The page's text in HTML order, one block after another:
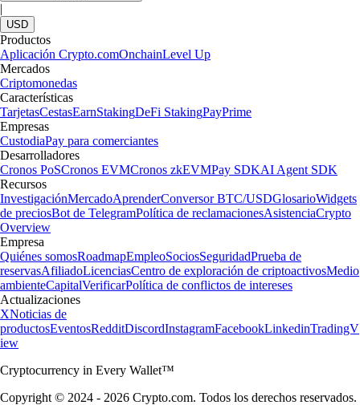
|
USD
Productos
Aplicación Crypto.comOnchainLevel Up
Mercados
Criptomonedas
Características
TarjetasCestasEarnStakingDeFi StakingPayPrime
Empresas
CustodiaPay para comerciantes
Desarrolladores
Cronos PoSCronos EVMCronos zkEVMPay SDKAI Agent SDK
Recursos
InvestigaciónMercadoAprenderConversor BTC/USDGlosarioWidgets
de preciosBot de TelegramPolítica de reclamacionesAsistenciaCrypto
Overview
Empresa
Quiénes somosRoadmapEmpleoSociosSeguridadPrueba de
reservasAfiliadoLicenciasCentro de exploración de criptoactivosMedio
ambienteCapitalVerificarPolítica de conflictos de intereses
Actualizaciones
XNoticias de
productosEventosRedditDiscordInstagramFacebookLinkedinTradingV
iew
Cryptocurrency in Every Wallet™
Copyright © 2024 - 2026 Crypto.com. Todos los derechos reservados.